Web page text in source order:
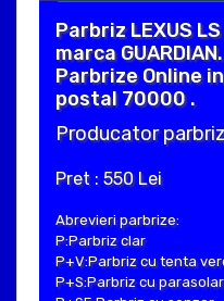
Parbriz LEXUS
marca
Parbrize Online in
postal 70000 .
Producator
Pret : 550 Lei
Abrevieri parbrize:
P:Parbriz clar
P+V:Parbriz cu tenta
P+S:Parbriz cu parasolar